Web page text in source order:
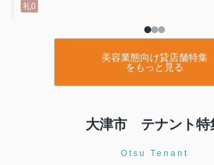
礼0
美容業態向け貸店舗特集
をもっと見る
大津市 テナント特
Otsu Tenant